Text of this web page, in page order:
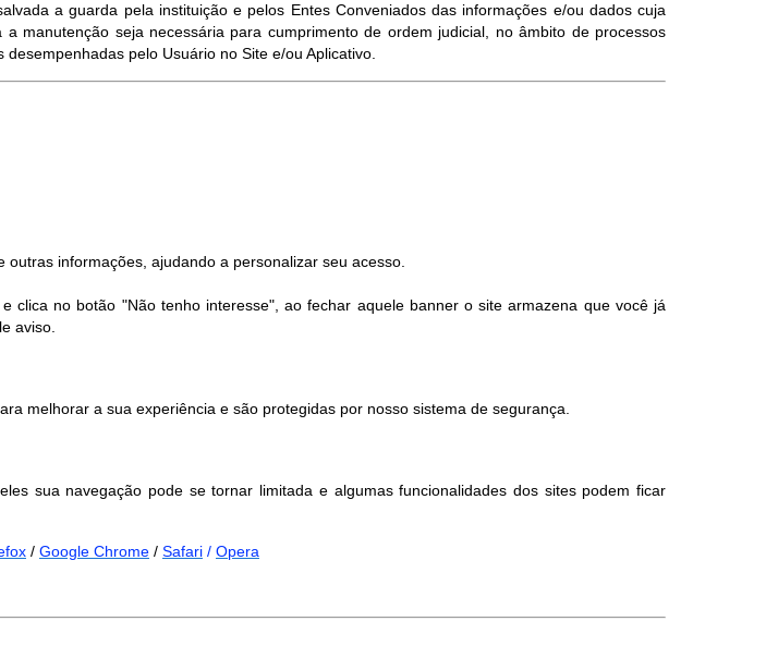
a guarda pela instituição e pelos Entes Conveniados das informações e/ou dados cuja
manutenção seja necessária para cumprimento de ordem judicial, no âmbito de processos
pelo Usuário no Site e/ou Aplicativo.
informações, ajudando a personalizar seu acesso.
clica no botão "Não tenho interesse", ao fechar aquele banner o site armazena que você já
aviso.
melhorar a sua experiência e são protegidas por nosso sistema de segurança.
sua navegação pode se tornar limitada e algumas funcionalidades dos sites podem ficar
/ Google Chrome / Safari / Opera